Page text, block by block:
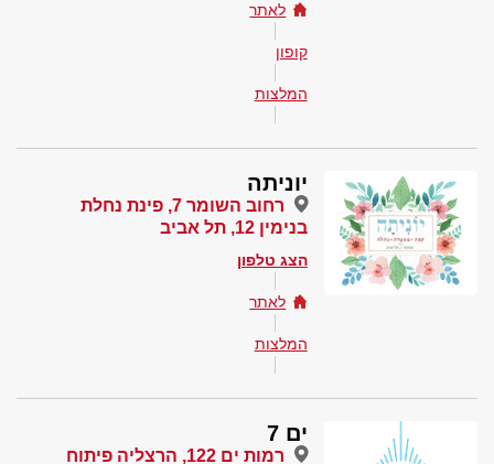
לאתר
קופון
המלצות
יוניתה
רחוב השומר 7, פינת נחלת
בנימין 12, תל אביב
הצג טלפון
לאתר
המלצות
ים 7
רמות ים 122, הרצליה פיתוח